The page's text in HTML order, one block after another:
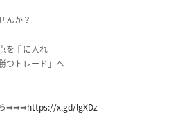
んか？
を手に入れ
つトレード」へ
ら➡➡➡https://x.gd/lgXDz